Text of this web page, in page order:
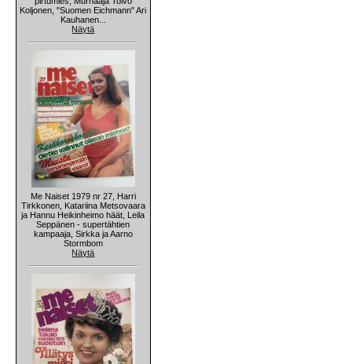
Koljonen, "Suomen Eichmann" Ari
Kauhanen...
Näytä
Me Naiset 1979 nr 27, Harri
Tirkkonen, Katariina Metsovaara
ja Hannu Heikinheimo häät, Leila
Seppänen - supertähtien
kampaaja, Sirkka ja Aarno
Stormbom
Näytä